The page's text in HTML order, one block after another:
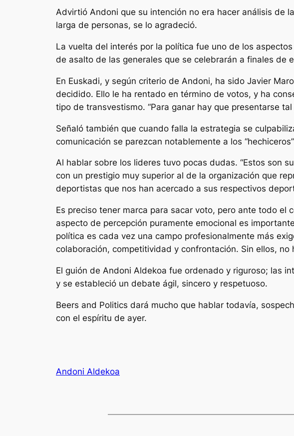
Advirtió Andoni que su intención no era hacer análisis de
larga de personas, se lo agradeció.
La vuelta del interés por la política fue uno de los
de asalto de las generales que se celebrarán a finales de
En Euskadi, y según criterio de Andoni, ha sido Javier
decidido. Ello le ha rentado en término de votos, y ha
tipo de transvestismo. “Para ganar hay que presentarse
Señaló también que cuando falla la estrategia se
comunicación se parezcan notablemente a los
Al hablar sobre los lideres tuvo pocas dudas. “Estos son
con un prestigio muy superior al de la organización que
deportistas que nos han acercado a sus respectivos
Es preciso tener marca para sacar voto, pero ante todo
aspecto de percepción puramente emocional es
política es cada vez una campo profesionalmente más
colaboración, competitividad y confrontación. Sin ellos, no
El guión de Andoni Aldekoa fue ordenado y riguroso; las
y se estableció un debate ágil, sincero y respetuoso.
Beers and Politics dará mucho que hablar todavía,
con el espíritu de ayer.
Andoni Aldekoa